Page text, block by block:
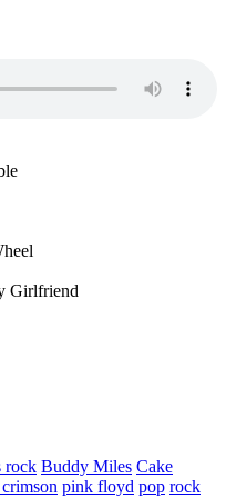
Girlfriend
rock Buddy Miles Cake
pink floyd pop rock